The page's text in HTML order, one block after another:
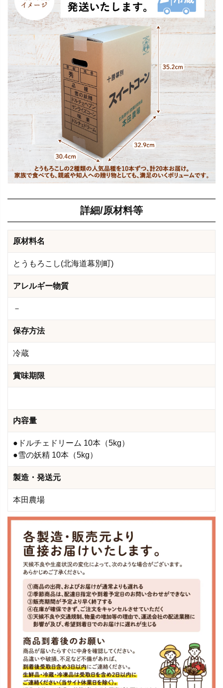
詳細/原材料等
原材料名
とうもろこし(北海道幕別町)
アレルギー物質
－
保存方法
冷蔵
賞味期限
内容量
●ドルチェドリーム 10本（5kg）
●雪の妖精 10本（5kg）
製造・発送元
本田農場